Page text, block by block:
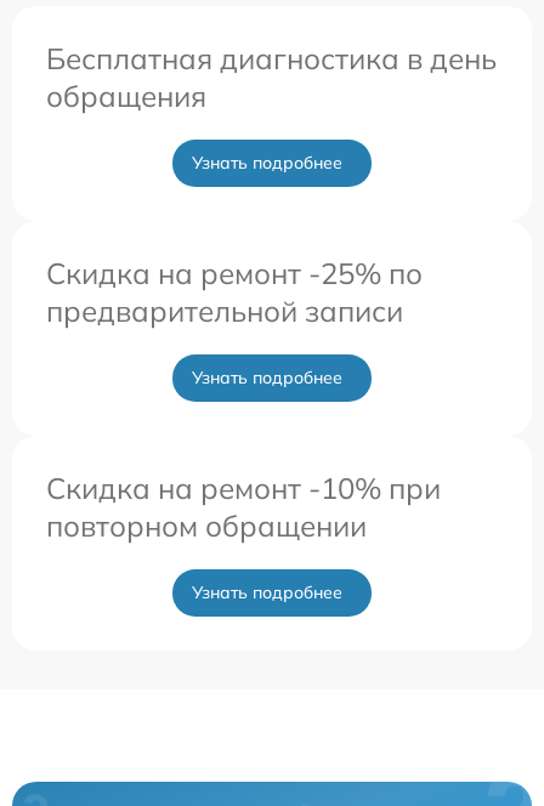
Бесплатная диагностика в день
обращения
Узнать подробнее
Скидка на ремонт -25% по
предварительной записи
Узнать подробнее
Скидка на ремонт -10% при
повторном обращении
Узнать подробнее